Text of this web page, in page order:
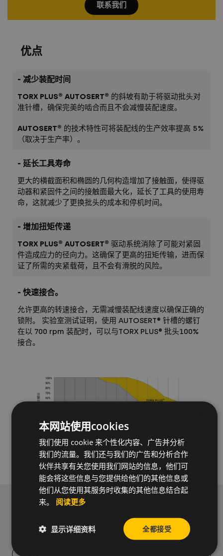
联系我们
优点
- 减少装配时间
TORX PLUS® AUTOSERT® 的斜坡有助于将驱动批头对
准针槽，确保完美的啮合而且不会减慢装配速度。
AUTOSERT® 的技术特性可将装配线的生产效率提高 5%
（取决于生产率）。
- 延长工具寿命
更大的横截面积和椭圆的几何构造增加了接触面，使得驱
动器和紧固件之间的接触面最大化，延长了工具的使用寿
命，这就减少了更换批头的成本和停机时间。
- 增加扭矩传递
TORX PLUS® AUTOSERT® 驱动系统消除了可能对紧固
件造成应力的径向力。这确保了更高的扭矩传输，进而保
证了所需的夹紧载荷，且不会有滑脱的风险。
- 快速接合。
允许更高的转速接合，无需减慢装配线速度以确保正确的
锁附。 实验室测试证明，使用 AUTOSERT® 针槽的螺钉
在以 700 rpm 装配时，可以与TORX PLUS® 批头100%
接合。
订阅新闻通讯以接收我们的新闻和实用信息。
本网站使用cookies
我们使用 cookie 来个性化内容、广告并分析
我们的流量。我们还与我们的广告和分析合作
伙伴共享有关您使用我们网站的信息，他们可
能会将这些信息与您提供给他们的其他信息或
他们从您使用其服务时收集的其他信息结合起
来。
阅读更多
全都接受
显示详细资料